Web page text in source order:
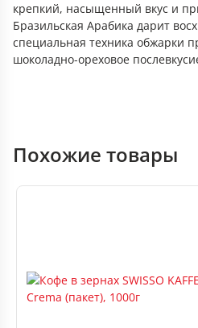
крепкий, насыщенный вкус и
Бразильская Арабика дарит
специальная техника обжарки
шоколадно-ореховое
Похожие товары